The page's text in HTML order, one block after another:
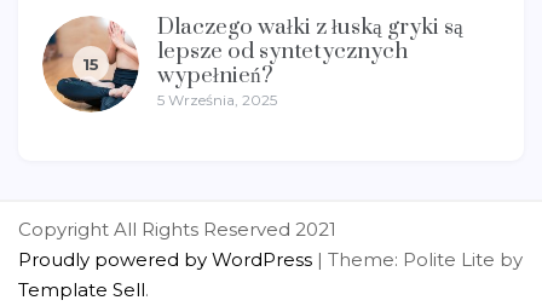
15
Dlaczego wałki z łuską gryki są
lepsze od syntetycznych
wypełnień?
5 Września, 2025
Copyright All Rights Reserved 2021
Proudly powered by WordPress | Theme: Polite Lite by
Template Sell.